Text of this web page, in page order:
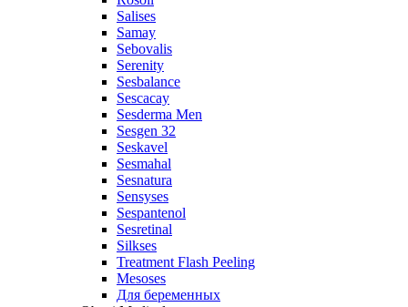
Salises
Samay
Sebovalis
Serenity
Sesbalance
Sescacay
Sesderma Men
Sesgen 32
Seskavel
Sesmahal
Sesnatura
Sensyses
Sespantenol
Sesretinal
Silkses
Treatment Flash Peeling
Mesoses
Для беременных